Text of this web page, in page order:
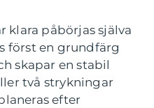
klara påbörjas själva
först en grundfärg
skapar en stabil
två strykningar
efter